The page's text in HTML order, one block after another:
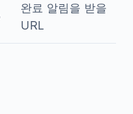
완료 알림을 받을
URL